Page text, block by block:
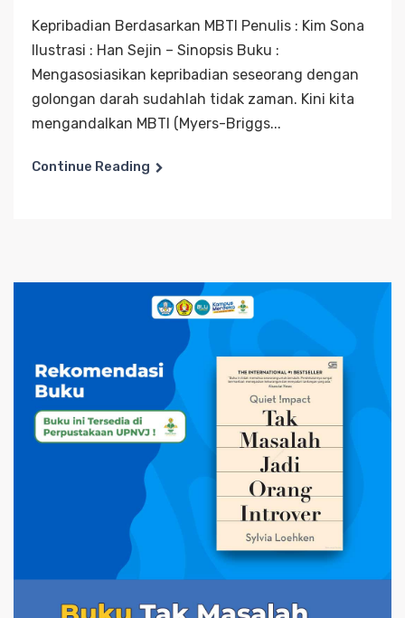
Kepribadian Berdasarkan MBTI Penulis : Kim Sona
Ilustrasi : Han Sejin – Sinopsis Buku :
Mengasosiasikan kepribadian seseorang dengan
golongan darah sudahlah tidak zaman. Kini kita
mengandalkan MBTI (Myers-Briggs...
Continue Reading